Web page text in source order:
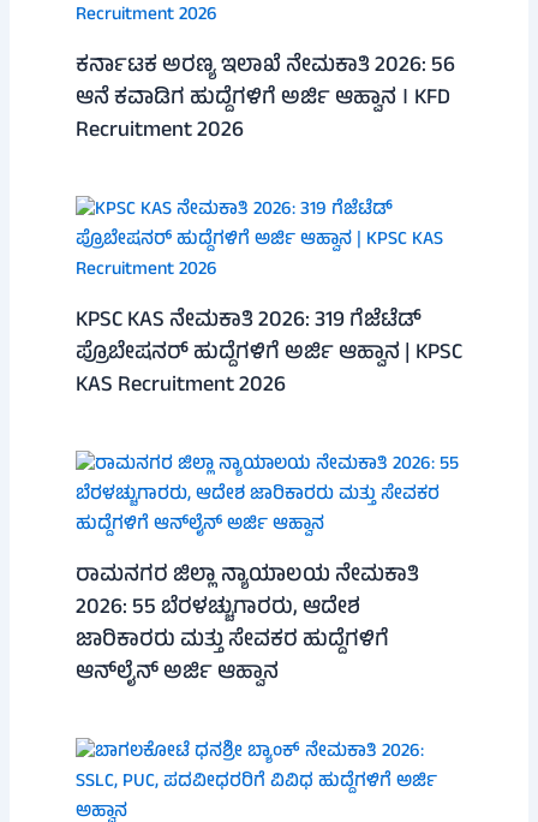
ಕರ್ನಾಟಕ ಅರಣ್ಯ ಇಲಾಖೆ ನೇಮಕಾತಿ 2026: 56
ಆನೆ ಕವಾಡಿಗ ಹುದ್ದೆಗಳಿಗೆ ಅರ್ಜಿ ಆಹ್ವಾನ । KFD
Recruitment 2026
KPSC KAS ನೇಮಕಾತಿ 2026: 319 ಗೆಜೆಟೆಡ್
ಪ್ರೊಬೇಷನರ್ ಹುದ್ದೆಗಳಿಗೆ ಅರ್ಜಿ ಆಹ್ವಾನ | KPSC
KAS Recruitment 2026
ರಾಮನಗರ ಜಿಲ್ಲಾ ನ್ಯಾಯಾಲಯ ನೇಮಕಾತಿ
2026: 55 ಬೆರಳಚ್ಚುಗಾರರು, ಆದೇಶ
ಜಾರಿಕಾರರು ಮತ್ತು ಸೇವಕರ ಹುದ್ದೆಗಳಿಗೆ
ಆನ್‌ಲೈನ್ ಅರ್ಜಿ ಆಹ್ವಾನ